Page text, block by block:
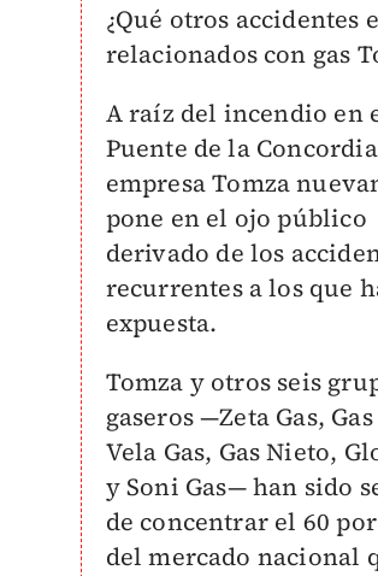
¿Qué otros accidentes
relacionados con gas
A raíz del incendio en
Puente de la
empresa Tomza
pone en el ojo público
derivado de los
recurrentes a los que
expuesta.
Tomza y otros seis
gaseros —Zeta Gas,
Vela Gas, Gas Nieto,
y Soni Gas— han sido
de concentrar el 60
del mercado nacional